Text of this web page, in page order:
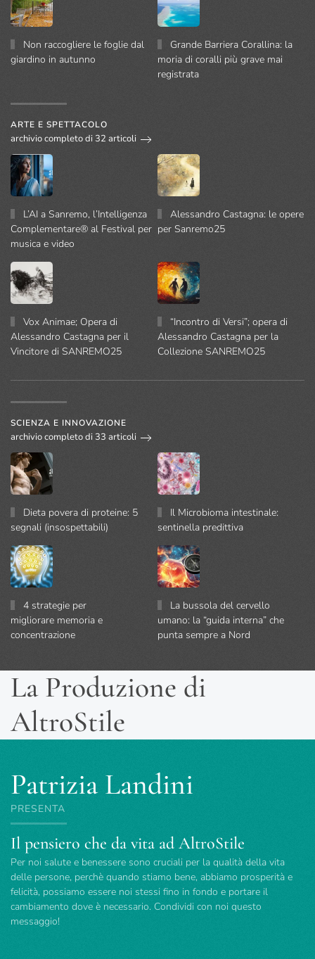
Non raccogliere le foglie dal
giardino in autunno
Grande Barriera Corallina: la
moria di coralli più grave mai
registrata
ARTE E SPETTACOLO
archivio completo di 32 articoli
L’AI a Sanremo, l’Intelligenza
Complementare® al Festival per
musica e video
Alessandro Castagna: le opere
per Sanremo25
Vox Animae; Opera di
Alessandro Castagna per il
Vincitore di SANREMO25
“Incontro di Versi”; opera di
Alessandro Castagna per la
Collezione SANREMO25
SCIENZA E INNOVAZIONE
archivio completo di 33 articoli
Dieta povera di proteine: 5
segnali (insospettabili)
Il Microbioma intestinale:
sentinella predittiva
4 strategie per
migliorare memoria e
concentrazione
La bussola del cervello
umano: la “guida interna” che
punta sempre a Nord
La Produzione di
AltroStile
Patrizia Landini
PRESENTA
Il pensiero che da vita ad AltroStile
Per noi salute e benessere sono cruciali per la qualità della vita
delle persone, perchè quando stiamo bene, abbiamo prosperità e
felicità, possiamo essere noi stessi fino in fondo e portare il
cambiamento dove è necessario. Condividi con noi questo
messaggio!